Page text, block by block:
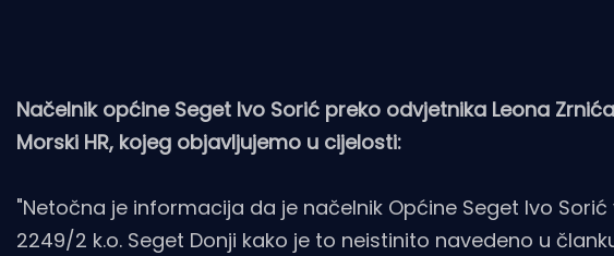
Načelnik općine Seget Ivo Sorić preko odvjetnika Leona
Morski HR, kojeg objavljujemo u cijelosti:
"Netočna je informacija da je načelnik Općine Seget Ivo
2249/2 k.o. Seget Donji kako je to neistinito navedeno u